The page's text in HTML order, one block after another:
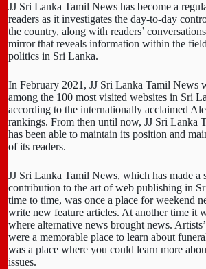
JJ Sri Lanka Tamil News has become a
readers as it investigates the day-to-day
the country, along with readers’
mirror that reveals information within the
politics in Sri Lanka.
In February 2021, JJ Sri Lanka Tamil News
among the 100 most visited websites in Sri
according to the internationally acclaimed
rankings. From then until now, JJ Sri Lanka
has been able to maintain its position and
of its readers.
JJ Sri Lanka Tamil News, which has made a
contribution to the art of web publishing in
time to time, was once a place for weekend
write new feature articles. At another time it
where alternative news brought news.
were a memorable place to learn about
was a place where you could learn more
issues.